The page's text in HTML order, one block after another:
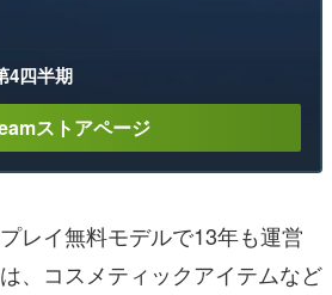
4四半期
ストアページ
レイ無料モデルで13年も運営
、コスメティックアイテムなど